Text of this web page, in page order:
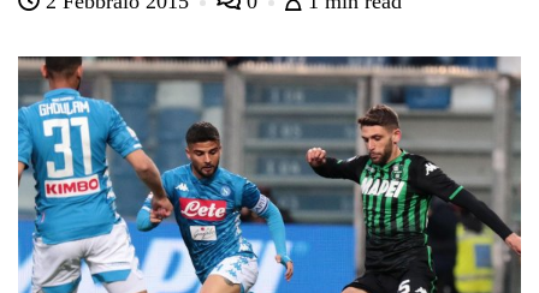
bo
ok
tte
r
ts
A
pp
gr
a
m
ed
In
di
vi
di